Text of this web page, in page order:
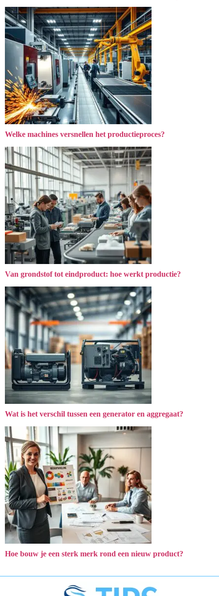
Welke machines versnellen het productieproces?
Van grondstof tot eindproduct: hoe werkt productie?
Wat is het verschil tussen een generator en aggregaat?
Hoe bouw je een sterk merk rond een nieuw product?